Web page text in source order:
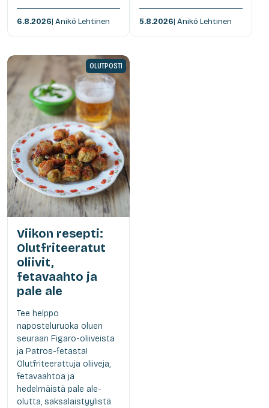
6.8.2026| Anikó Lehtinen 5.8.2026| Anikó Lehtinen
OLUTPOSTI
Viikon resepti:
Olutfriteeratut
oliivit,
fetavaahto ja
pale ale
Tee helppo
naposteluruoka oluen
seuraan Figaro-oliiveista
ja Patros-fetasta!
Olutfriteerattuja oliiveja,
fetavaahtoa ja
hedelmäistä pale ale-
olutta, saksalaistyylistä